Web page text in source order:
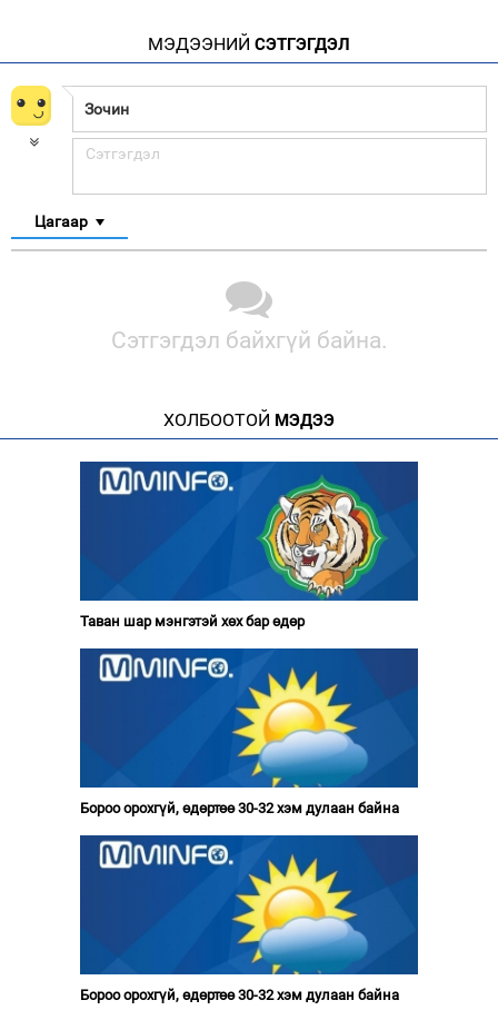
МЭДЭЭНИЙ СЭТГЭГДЭЛ
Цагаар
Сэтгэгдэл байхгүй байна.
ХОЛБООТОЙ МЭДЭЭ
Таван шар мэнгэтэй хөх бар өдөр
Бороо орохгүй, өдөртөө 30-32 хэм дулаан байна
Бороо орохгүй, өдөртөө 30-32 хэм дулаан байна